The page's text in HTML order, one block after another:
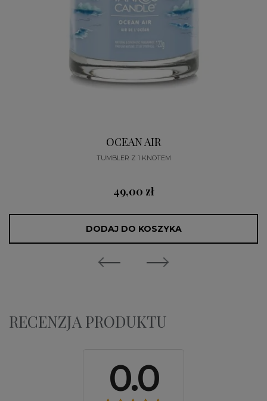
OCEAN AIR
TUMBLER Z 1 KNOTEM
49,00 zł
DODAJ DO KOSZYKA
RECENZJA PRODUKTU
0.0